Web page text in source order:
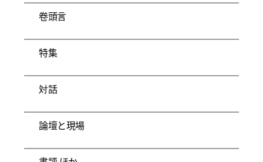
卷頭言
特集
対話
論壇と現場